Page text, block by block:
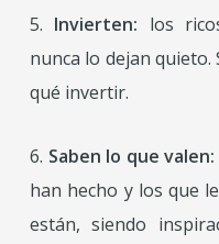
5. Invierten: los
nunca lo dejan quieto.
qué invertir.
6. Saben lo que valen:
han hecho y los que
están, siendo